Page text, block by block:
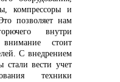
компрессоры и
позволяет нам
внутри
внимание стоит
С внедрением
стали вести учет
техники